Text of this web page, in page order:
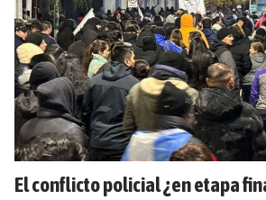
El conflicto policial ¿en etapa